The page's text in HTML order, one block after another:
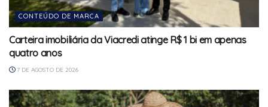
CONTEÚDO DE MARCA
Carteira imobiliária da Viacredi atinge R$ 1 bi em apenas
quatro anos
7 DE AGOSTO DE 2026